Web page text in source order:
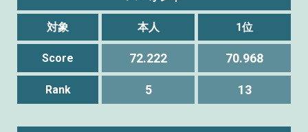
対象 本人 1位
Score 72.222 70.968
Rank 5 13